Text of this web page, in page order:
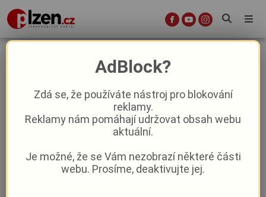
Smutek v plzeňské opeře. Náhle
zemřel respektovaný sbormistr!
Aktuálně
|11:09
AdBlock?
Zdá se, že používáte nástroj pro blokování
reklamy.
Reklamy nám pomáhají udržovat obsah webu
aktuální.
Je možné, že se Vám nezobrazí některé části
webu. Prosíme, deaktivujte jej.